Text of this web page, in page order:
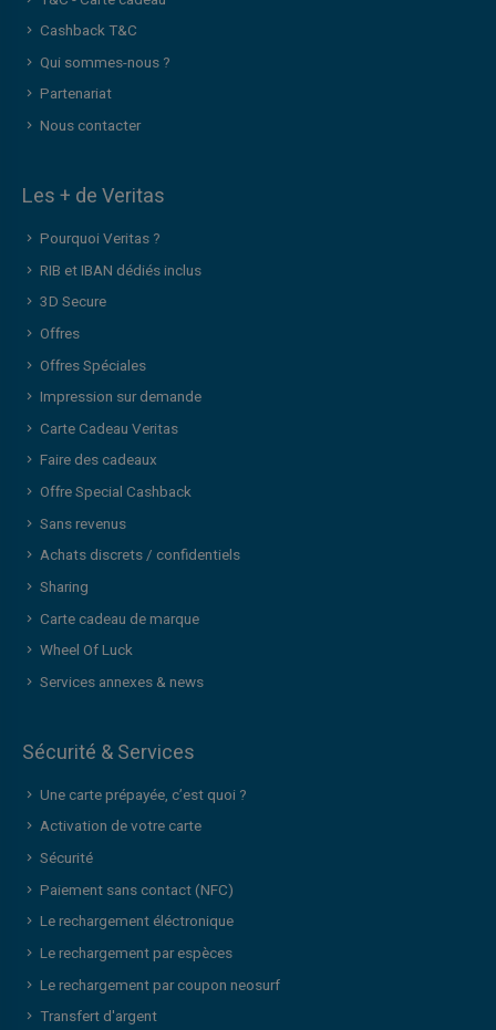
Cashback T&C
Qui sommes-nous ?
Partenariat
Nous contacter
Les + de Veritas
Pourquoi Veritas ?
RIB et IBAN dédiés inclus
3D Secure
Offres
Offres Spéciales
Impression sur demande
Carte Cadeau Veritas
Faire des cadeaux
Offre Special Cashback
Sans revenus
Achats discrets / confidentiels
Sharing
Carte cadeau de marque
Wheel Of Luck
Services annexes & news
Sécurité & Services
Une carte prépayée, c’est quoi ?
Activation de votre carte
Sécurité
Paiement sans contact (NFC)
Le rechargement éléctronique
Le rechargement par espèces
Le rechargement par coupon neosurf
Transfert d'argent